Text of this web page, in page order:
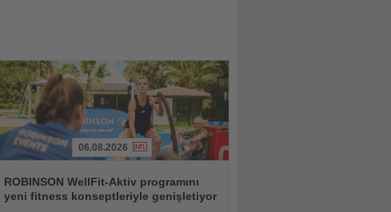
Oku
06.08.2026
ROBINSON WellFit-Aktiv programını
yeni fitness konseptleriyle genişletiyor